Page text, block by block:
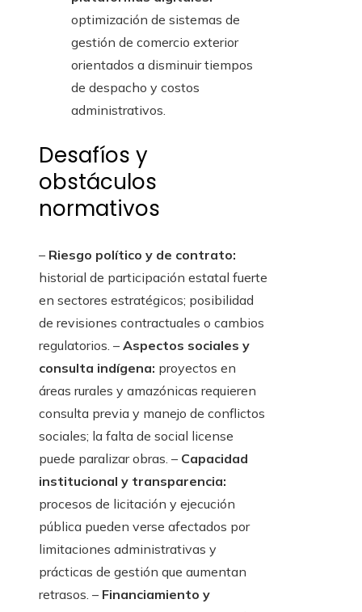
optimización de sistemas de
gestión de comercio exterior
orientados a disminuir tiempos
de despacho y costos
administrativos.
Desafíos y
obstáculos
normativos
– Riesgo político y de contrato:
historial de participación estatal fuerte
en sectores estratégicos; posibilidad
de revisiones contractuales o cambios
regulatorios. – Aspectos sociales y
consulta indígena: proyectos en
áreas rurales y amazónicas requieren
consulta previa y manejo de conflictos
sociales; la falta de social license
puede paralizar obras. – Capacidad
institucional y transparencia:
procesos de licitación y ejecución
pública pueden verse afectados por
limitaciones administrativas y
prácticas de gestión que aumentan
retrasos. – Financiamiento y